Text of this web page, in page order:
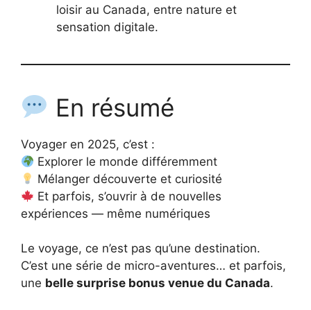
loisir au Canada, entre nature et
sensation digitale.
En résumé
Voyager en 2025, c’est :
Explorer le monde différemment
Mélanger découverte et curiosité
Et parfois, s’ouvrir à de nouvelles
expériences — même numériques
Le voyage, ce n’est pas qu’une destination.
C’est une série de micro-aventures… et parfois,
une belle surprise bonus venue du Canada.